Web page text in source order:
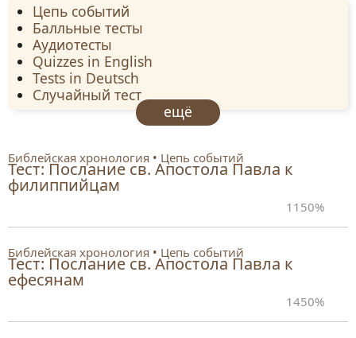
Цепь событий
Балльные тесты
Аудиотесты
Quizzes in English
Tests in Deutsch
Случайный тест
ещё
Библейская хронология Цепь событий
Тест: Послание св. Апостола Павла к
филиппийцам
11 50%
Библейская хронология Цепь событий
Тест: Послание св. Апостола Павла к
ефесянам
1450%